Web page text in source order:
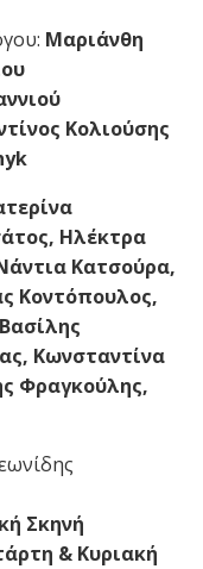
Μαριάνθη
Κολιούσης
Ηλέκτρα
Κατσούρα,
Κοντόπουλος,
Κωνσταντίνα
Φραγκούλης,
Σκηνή
& Κυριακή